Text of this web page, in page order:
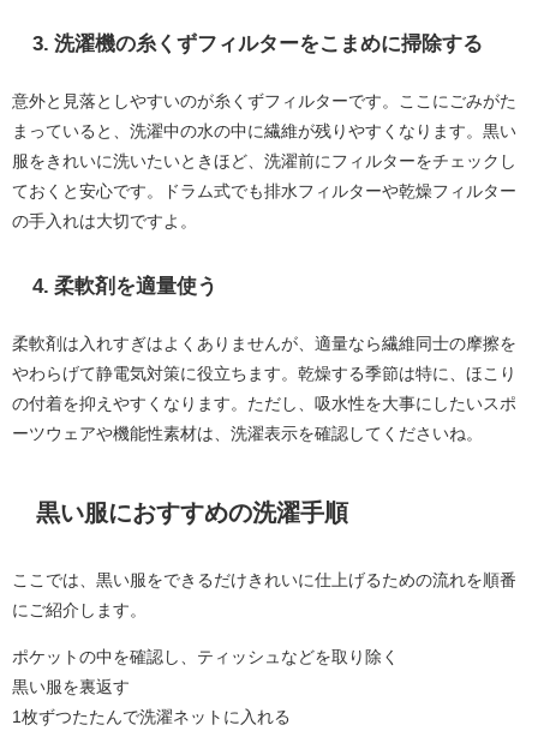
3. 洗濯機の糸くずフィルターをこまめに掃除する
意外と見落としやすいのが糸くずフィルターです。ここにごみがた
まっていると、洗濯中の水の中に繊維が残りやすくなります。黒い
服をきれいに洗いたいときほど、洗濯前にフィルターをチェックし
ておくと安心です。ドラム式でも排水フィルターや乾燥フィルター
の手入れは大切ですよ。
4. 柔軟剤を適量使う
柔軟剤は入れすぎはよくありませんが、適量なら繊維同士の摩擦を
やわらげて静電気対策に役立ちます。乾燥する季節は特に、ほこり
の付着を抑えやすくなります。ただし、吸水性を大事にしたいスポ
ーツウェアや機能性素材は、洗濯表示を確認してくださいね。
黒い服におすすめの洗濯手順
ここでは、黒い服をできるだけきれいに仕上げるための流れを順番
にご紹介します。
ポケットの中を確認し、ティッシュなどを取り除く
黒い服を裏返す
1枚ずつたたんで洗濯ネットに入れる